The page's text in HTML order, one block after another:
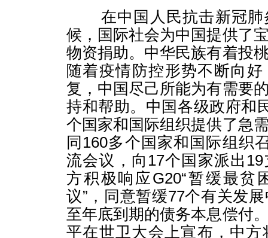
在中国人民抗击新冠肺
候，国际社会为中国提供了
物资捐助。中华民族有着投
随着疫情防控形势不断向
复，中国尽己所能为有需要
持和帮助。中国各级政府和
个国家和国际组织提供了急
同160多个国家和国际组织
流会议，向17个国家派出
方积极响应G20“暂缓最贫
议”，同意暂缓77个有关发
至年底到期的债务本息偿付
平在世卫大会上宣布，中方